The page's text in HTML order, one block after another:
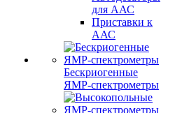
для ААС
Приставки к
ААС
Бескриогенные
ЯМР‑спектрометры